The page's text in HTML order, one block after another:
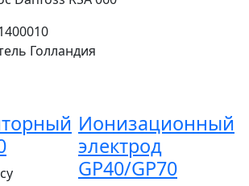
Голландия
Ионизационный
электрод
GP40/GP70